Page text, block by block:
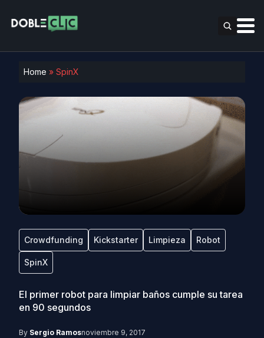
Home » SpinX
Crowdfunding Kickstarter Limpieza Robot
SpinX
El primer robot para limpiar baños cumple su tarea
en 90 segundos
By Sergio Ramosnoviembre 9, 2017